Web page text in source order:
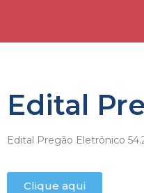
Edital
Edital Pregão Eletrônico
Clique aqui